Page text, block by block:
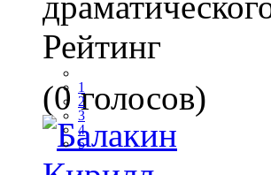
Рейтинг
1
2
3
4
5
(0 голосов)